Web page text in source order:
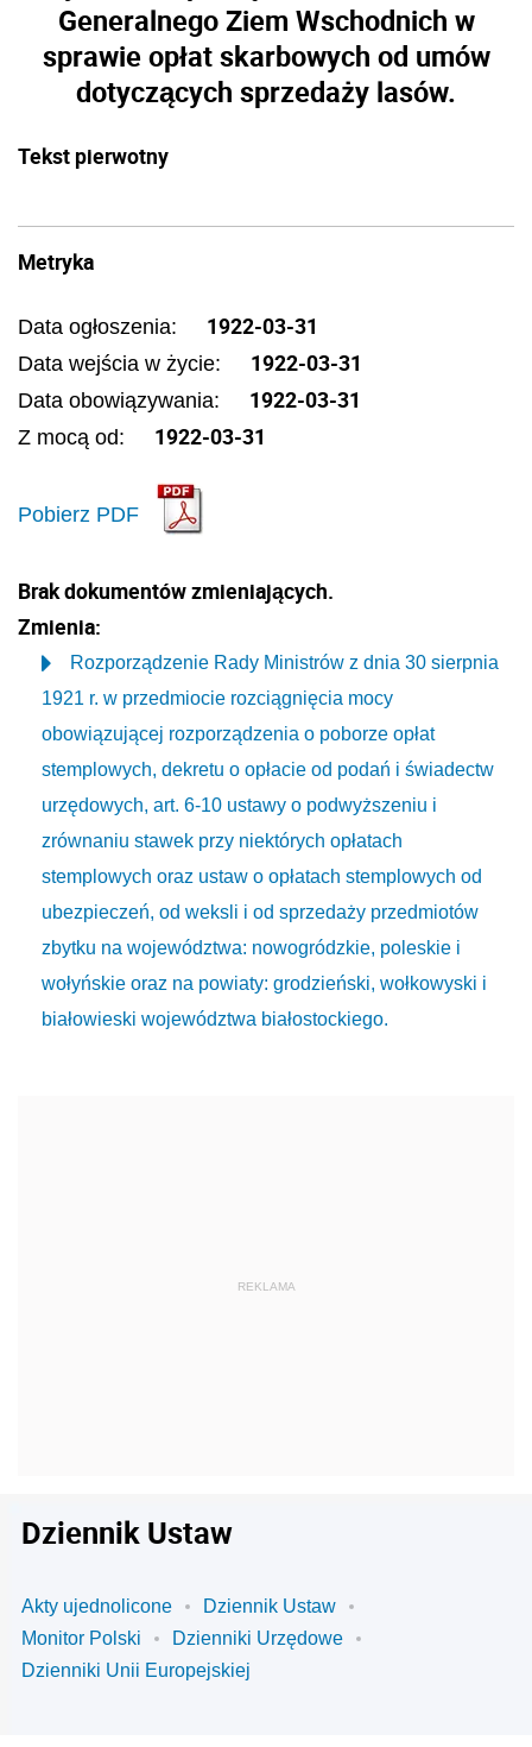
Generalnego Ziem Wschodnich w
sprawie opłat skarbowych od umów
dotyczących sprzedaży lasów.
Tekst pierwotny
Metryka
Data ogłoszenia: 1922-03-31
Data wejścia w życie: 1922-03-31
Data obowiązywania: 1922-03-31
Z mocą od: 1922-03-31
Pobierz PDF
Brak dokumentów zmieniających.
Zmienia:
Rozporządzenie Rady Ministrów z dnia 30 sierpnia
1921 r. w przedmiocie rozciągnięcia mocy
obowiązującej rozporządzenia o poborze opłat
stemplowych, dekretu o opłacie od podań i świadectw
urzędowych, art. 6-10 ustawy o podwyższeniu i
zrównaniu stawek przy niektórych opłatach
stemplowych oraz ustaw o opłatach stemplowych od
ubezpieczeń, od weksli i od sprzedaży przedmiotów
zbytku na województwa: nowogródzkie, poleskie i
wołyńskie oraz na powiaty: grodzieński, wołkowyski i
białowieski województwa białostockiego.
Dziennik Ustaw
Akty ujednolicone
Dziennik Ustaw
Monitor Polski
Dzienniki Urzędowe
Dzienniki Unii Europejskiej